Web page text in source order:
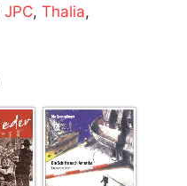
JPC, Thalia,